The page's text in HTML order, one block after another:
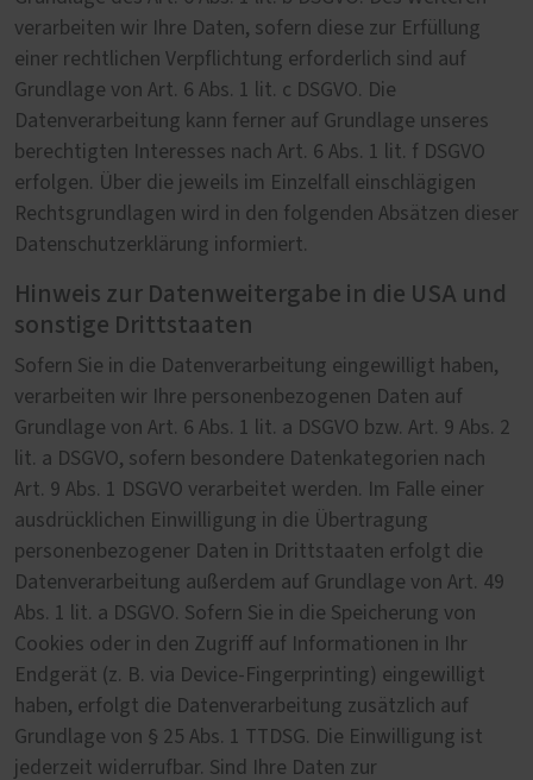
verarbeiten wir Ihre Daten, sofern diese zur Erfüllung
einer rechtlichen Verpflichtung erforderlich sind auf
Grundlage von Art. 6 Abs. 1 lit. c DSGVO. Die
Datenverarbeitung kann ferner auf Grundlage unseres
berechtigten Interesses nach Art. 6 Abs. 1 lit. f DSGVO
erfolgen. Über die jeweils im Einzelfall einschlägigen
Rechtsgrundlagen wird in den folgenden Absätzen dieser
Datenschutzerklärung informiert.
Hinweis zur Datenweitergabe in die USA und
sonstige Drittstaaten
Sofern Sie in die Datenverarbeitung eingewilligt haben,
verarbeiten wir Ihre personenbezogenen Daten auf
Grundlage von Art. 6 Abs. 1 lit. a DSGVO bzw. Art. 9 Abs. 2
lit. a DSGVO, sofern besondere Datenkategorien nach
Art. 9 Abs. 1 DSGVO verarbeitet werden. Im Falle einer
ausdrücklichen Einwilligung in die Übertragung
personenbezogener Daten in Drittstaaten erfolgt die
Datenverarbeitung außerdem auf Grundlage von Art. 49
Abs. 1 lit. a DSGVO. Sofern Sie in die Speicherung von
Cookies oder in den Zugriff auf Informationen in Ihr
Endgerät (z. B. via Device-Fingerprinting) eingewilligt
haben, erfolgt die Datenverarbeitung zusätzlich auf
Grundlage von § 25 Abs. 1 TTDSG. Die Einwilligung ist
jederzeit widerrufbar. Sind Ihre Daten zur